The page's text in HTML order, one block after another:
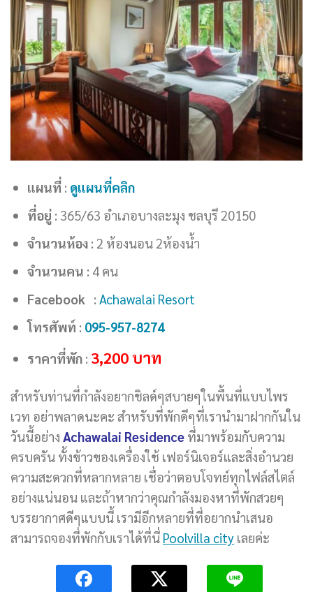
แผนที่: ดูแผนที่คลิก
ที่อยู่: 365/63 อำเภอบางละมุง ชลบุรี 20150
จำนวนห้อง: 2 ห้องนอน 2ห้องน้ำ
จำนวนคน : 4 คน
Facebook : Achawalai Resort
โทรศัพท์ : 095-957-8274
ราคาที่พัก: 3,200 บาท
สำหรับท่านที่กำลังอยากชิลด์ๆสบายๆในพื้นที่แบบไพร
เวท อย่าพลาดนะคะ สำหรับที่พักดีๆที่เรานำมาฝากกันใน
วันนี้อย่าง Achawalai Residence ที่มาพร้อมกับความ
ครบครัน ทั้งข้าวของเครื่องใช้ เฟอร์นิเจอร์และสิ่งอำนวย
ความสะดวกที่หลากหลาย เชื่อว่าตอบโจทย์ทุกไฟล์สไตล์
อย่างแน่นอน และถ้าหากว่าคุณกำลังมองหาที่พักสวยๆ
บรรยากาศดีๆแบบนี้ เรามีอีกหลายที่ที่อยากนำเสนอ
สามารถจองที่พักกับเราได้ที่นี่ Poolvilla city เลยค่ะ